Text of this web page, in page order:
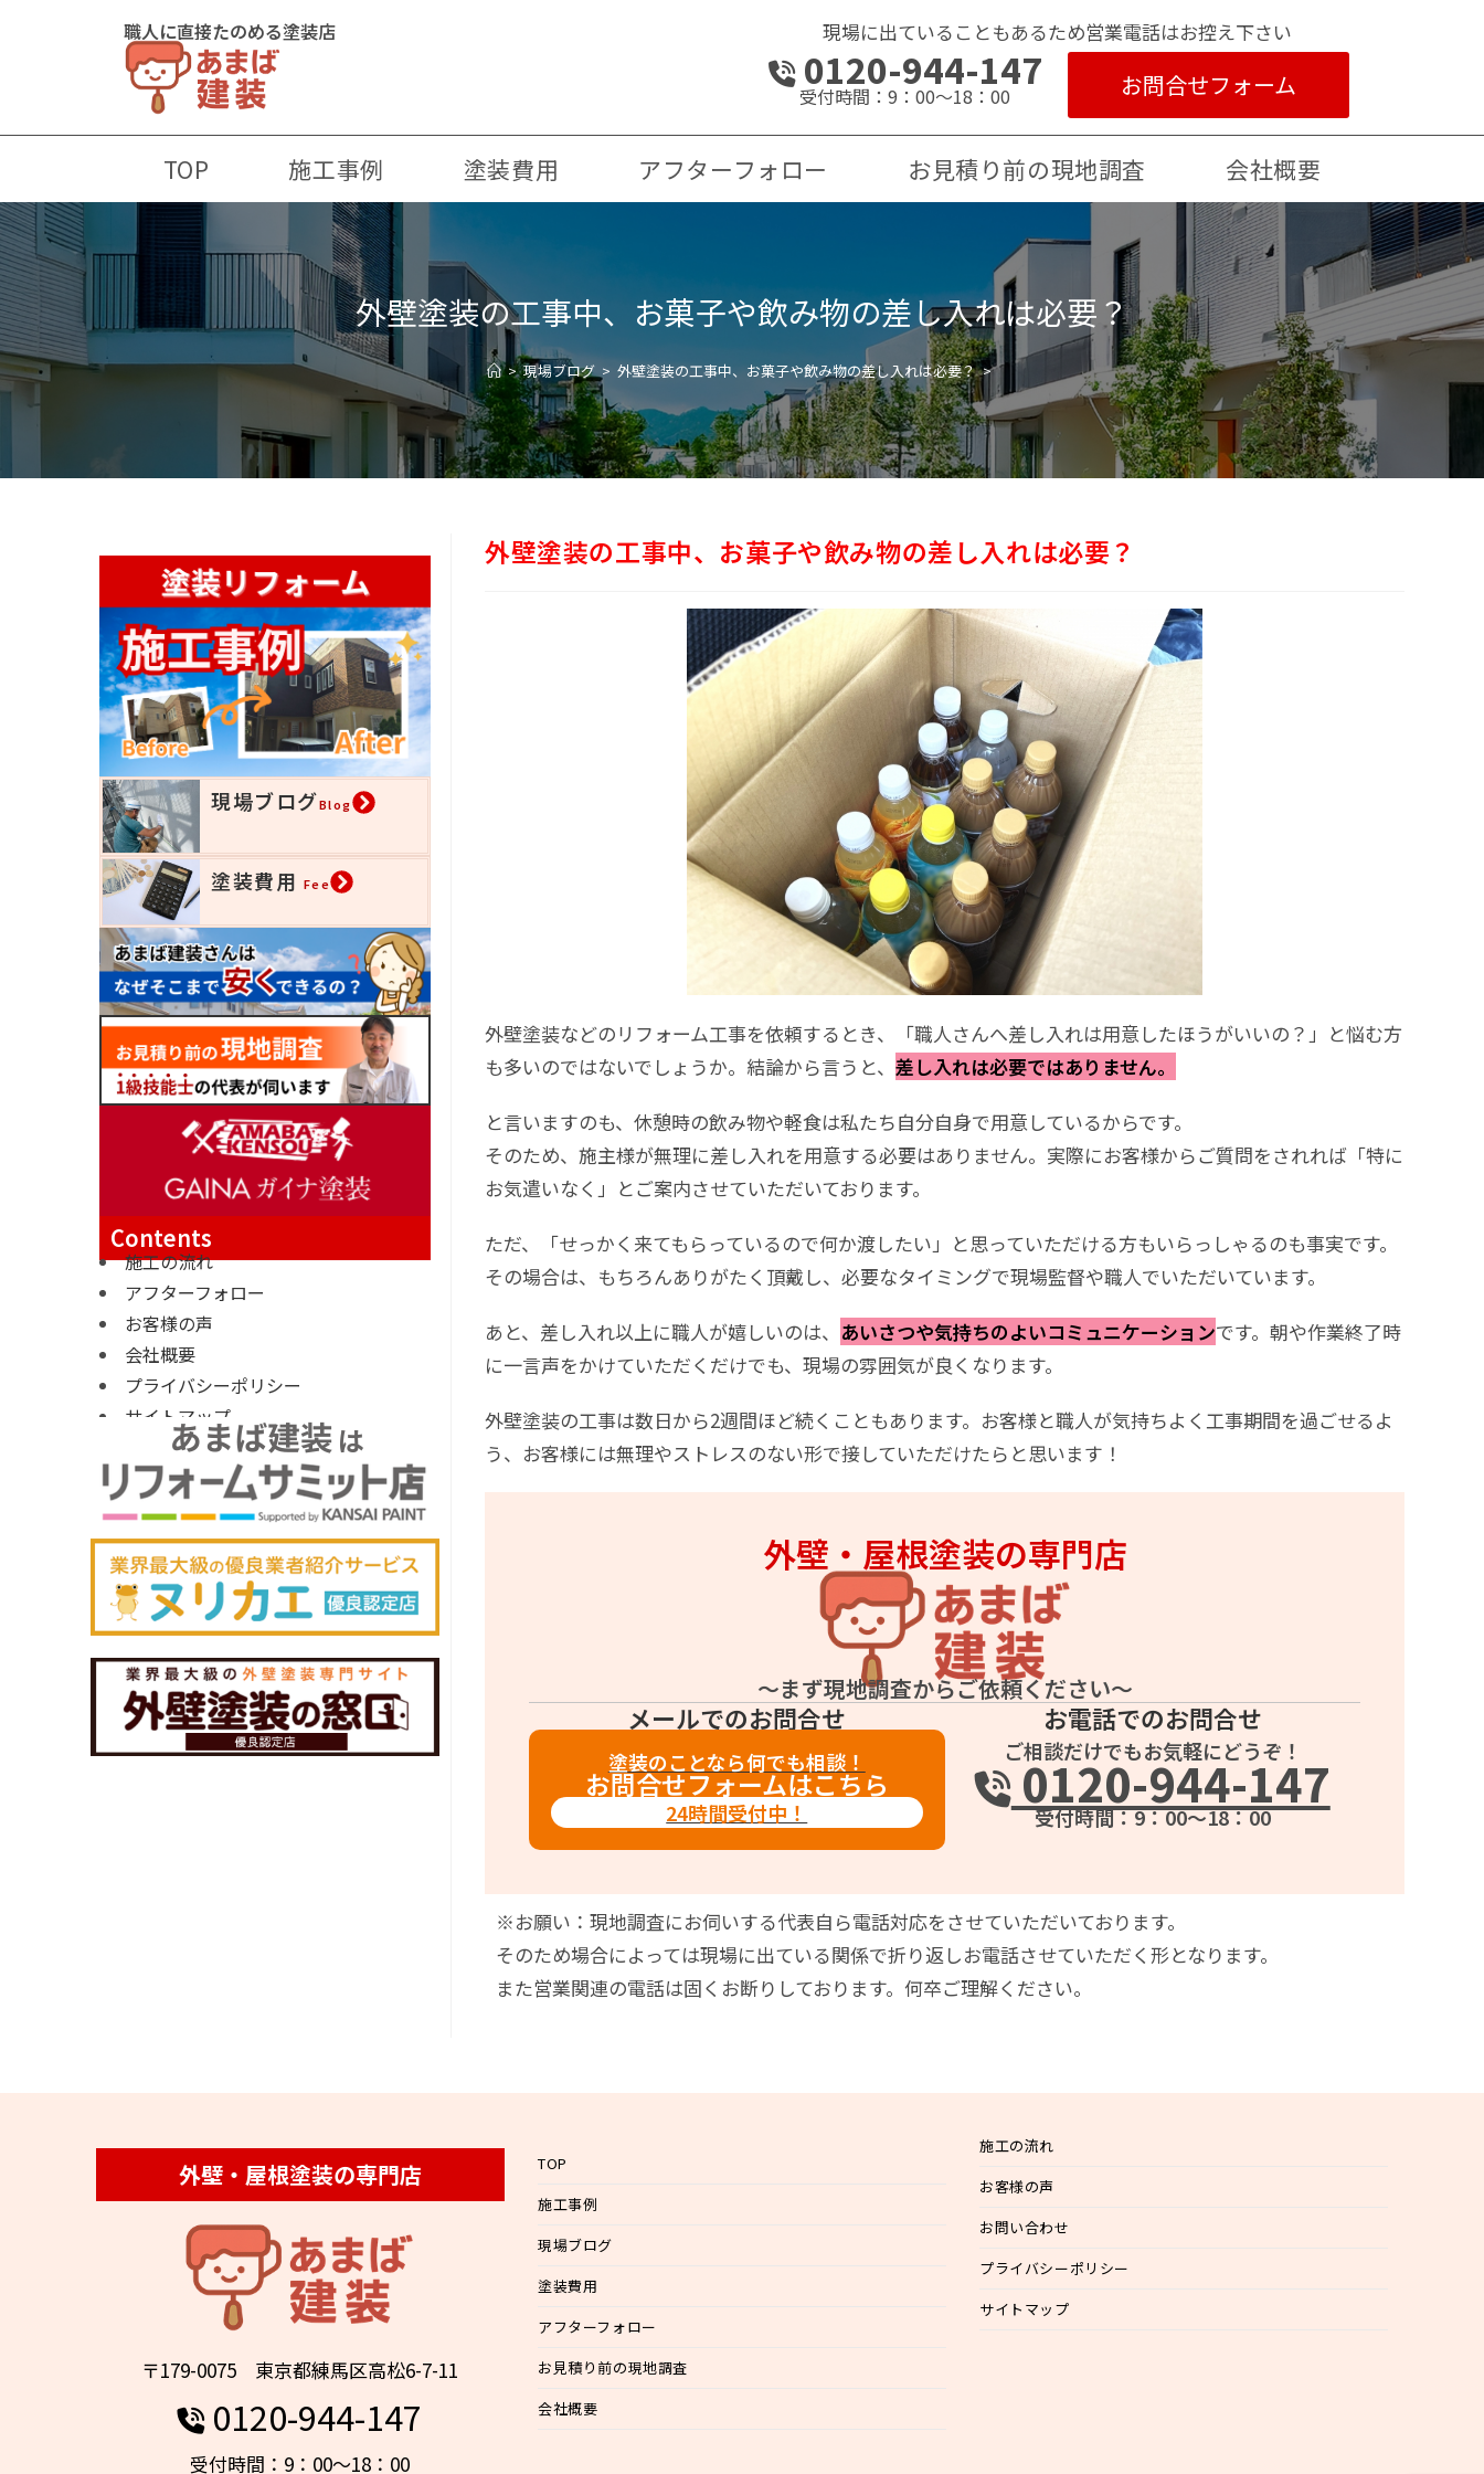
職人に直接たのめる塗装店 現場に出ていることもあるため営業電話はお控え下さい
0120-944-147
受付時間：9：00～18：00 お問合せフォーム
TOP 施工事例 塗装費用 アフターフォロー お見積り前の現地調査 会社概要
外壁塗装の工事中、お菓子や飲み物の差し入れは必要？
> 現場ブログ > 外壁塗装の工事中、お菓子や飲み物の差し入れは必要？ >
外壁塗装の工事中、お菓子や飲み物の差し入れは必要？
外壁塗装などのリフォーム工事を依頼するとき、「職人さんへ差し入れは用意したほうがいいの？」と悩む方
も多いのではないでしょうか。結論から言うと、 差し入れは必要ではありません。
と言いますのも、休憩時の飲み物や軽食は私たち自分自身で用意しているからです。
そのため、施主様が無理に差し入れを用意する必要はありません。実際にお客様からご質問をされれば「特に
お気遣いなく」とご案内させていただいております。
ただ、「せっかく来てもらっているので何か渡したい」と思っていただける方もいらっしゃるのも事実です。
その場合は、もちろんありがたく頂戴し、必要なタイミングで現場監督や職人でいただいています。
あと、差し入れ以上に職人が嬉しいのは、 あいさつや気持ちのよいコミュニケーションです。朝や作業終了時
に一言声をかけていただくだけでも、現場の雰囲気が良くなります。
外壁塗装の工事は数日から2週間ほど続くこともあります。お客様と職人が気持ちよく工事期間を過ごせるよ
う、お客様には無理やストレスのない形で接していただけたらと思います！
外壁・屋根塗装の専門店
～まず現地調査からご依頼ください～
メールでのお問合せ
塗装のことなら何でも相談！
お問合せフォームはこちら
24時間受付中！
お電話でのお問合せ
ご相談だけでもお気軽にどうぞ！
0120-944-147
受付時間：9：00～18：00
※お願い：現地調査にお伺いする代表自ら電話対応をさせていただいております。
そのため場合によっては現場に出ている関係で折り返しお電話させていただく形となります。
また営業関連の電話は固くお断りしております。何卒ご理解ください。
現場ブログBlog
塗装費用 Fee
Contents
施工の流れ
アフターフォロー
お客様の声
会社概要
プライバシーポリシー
サイトマップ
外壁・屋根塗装の専門店
〒179-0075 東京都練馬区高松6-7-11
0120-944-147
受付時間：9：00～18：00
TOP
施工事例
現場ブログ
塗装費用
アフターフォロー
お見積り前の現地調査
会社概要
施工の流れ
お客様の声
お問い合わせ
プライバシーポリシー
サイトマップ